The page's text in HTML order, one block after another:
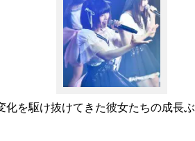
を駆け抜けてきた彼女たちの成長ぶ